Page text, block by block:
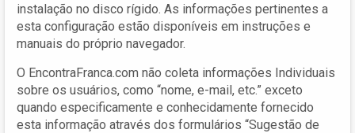
instalação no disco rígido. As informações pertinentes a
esta configuração estão disponíveis em instruções e
manuais do próprio navegador.
O EncontraFranca.com não coleta informações Individuais
sobre os usuários, como “nome, e-mail, etc.” exceto
quando especificamente e conhecidamente fornecido
esta informação através dos formulários “Sugestão de